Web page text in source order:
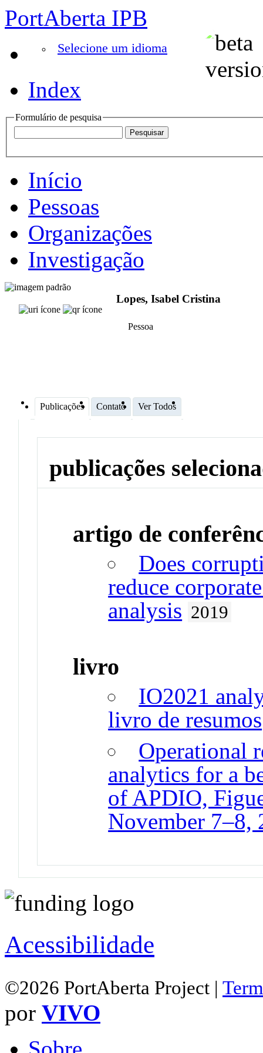
PortAberta IPB
Selecione um idioma
Index
Formulário de pesquisa
Início
Pessoas
Organizações
Investigação
Lopes, Isabel Cristina
Pessoa
Publicações Contato Ver Todos
publicações
artigo de
Does
reduce
analysis 2019
livro
IO2021
livro de resumos
Operational
analytics for a
of APDIO,
November 7–8,
Acessibilidade
©2026 PortAberta Project |
por VIVO